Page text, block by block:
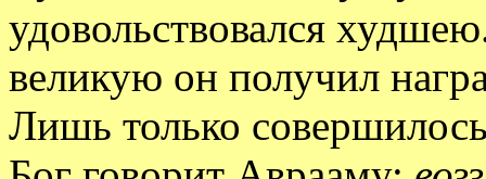
удовольствовался
великую он получил
Лишь только